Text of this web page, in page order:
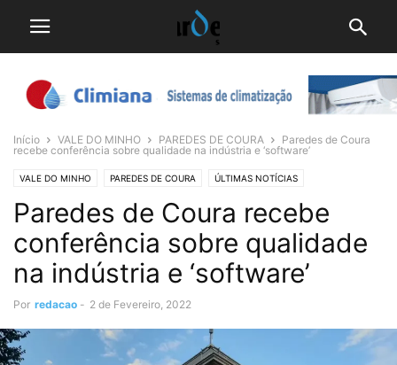
Início VALE DO MINHO PAREDES DE COURA
Paredes de Coura
recebe conferência sobre qualidade na indústria e ‘software’
VALE DO MINHO PAREDES DE COURA ÚLTIMAS NOTÍCIAS
Paredes de Coura recebe
conferência sobre qualidade
na indústria e ‘software’
Por redacao - 2 de Fevereiro, 2022